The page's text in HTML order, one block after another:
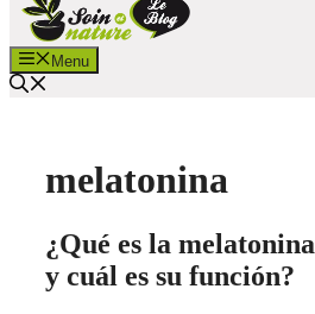
Menu
melatonina
¿Qué es la melatonina
y cuál es su función?